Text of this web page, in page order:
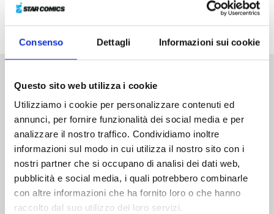
Consenso Dettagli Informazioni sui cookie
Questo sito web utilizza i cookie
Utilizziamo i cookie per personalizzare contenuti ed
annunci, per fornire funzionalità dei social media e per
analizzare il nostro traffico. Condividiamo inoltre
informazioni sul modo in cui utilizza il nostro sito con i
nostri partner che si occupano di analisi dei dati web,
pubblicità e social media, i quali potrebbero combinarle
con altre informazioni che ha fornito loro o che hanno
raccolto dal suo utilizzo dei loro servizi.
vicecomandante della Terza Unità la situazione si fa
davvero dura!
Altri volumi della serie